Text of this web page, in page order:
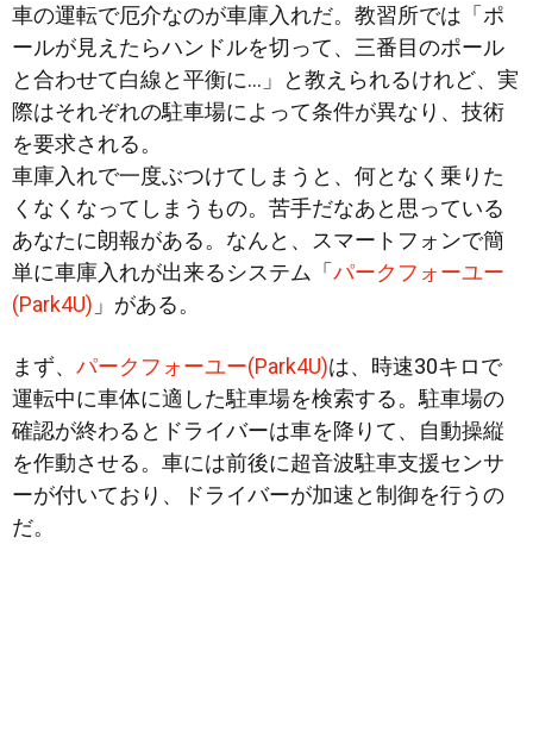
車の運転で厄介なのが車庫入れだ。教習所では「ポ
ールが見えたらハンドルを切って、三番目のポール
と合わせて白線と平衡に…」と教えられるけれど、実
際はそれぞれの駐車場によって条件が異なり、技術
を要求される。
車庫入れで一度ぶつけてしまうと、何となく乗りた
く なくなってしまうもの。苦手だなあと思っている
あなたに朗報がある。なんと、スマートフォンで簡
単に車庫入れが出来るシステム「パークフォーユー
(Park4U) 」がある。
まず、 パークフォーユー(Park4U)は、時速30キロで
運転中に車体に適した駐車場を検索する。駐車場の
確認が終わるとドライバーは車を降りて、自動操縦
を作動させる。車には前後に超音波駐車支援センサ
ーが付いており、ドライバーが加速と制御を行うの
だ。